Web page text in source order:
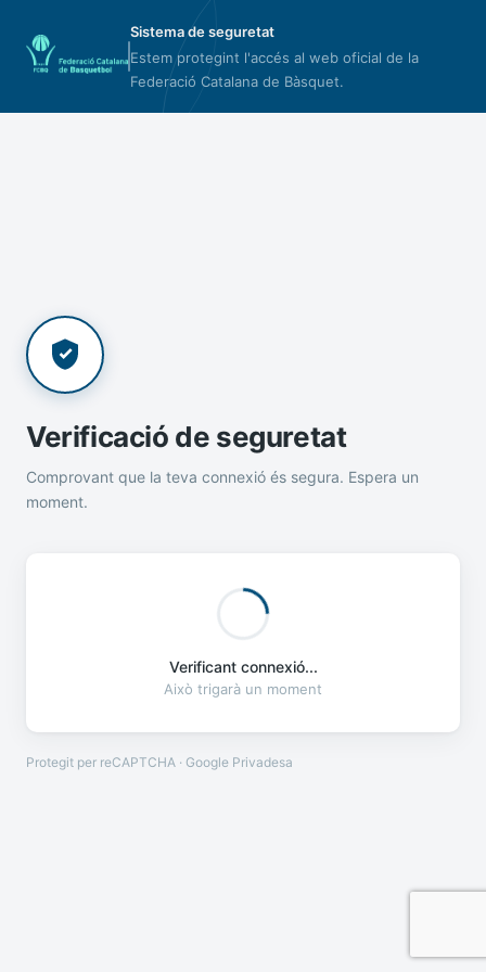
Sistema de seguretat
Estem protegint l'accés al web oficial de la
Federació Catalana de Bàsquet.
Verificació de seguretat
Comprovant que la teva connexió és segura. Espera un
moment.
Verificant connexió...
Això trigarà un moment
Protegit per reCAPTCHA · Google Privadesa